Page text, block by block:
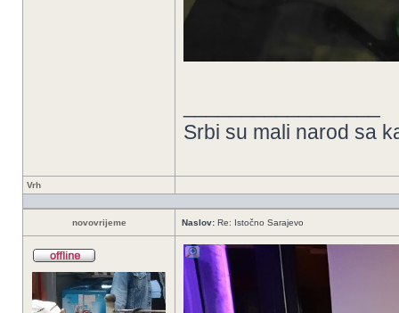
Srbi su mali narod sa
Vrh
novovrijeme Naslov: Re: Istočno Sarajevo